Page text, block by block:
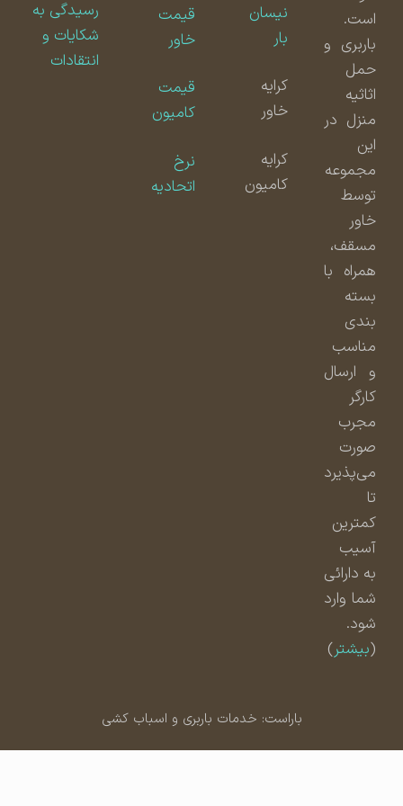
است.
باربری و
حمل
اثاثیه
منزل در
مجموعه
توسط
مسقف،
همراه با
بسته
بندی
مناسب
و ارسال
مجرب
صورت
می‌پذیرد
کمترین
آسیب
به دارائی
شما وارد
شود.
بیشتر)
نیسان
کامیون
قیمت
قیمت
کامیون
اتحادیه
رسیدگی به
شکایات و
انتقادات
باراست: خدمات باربری و اسباب کشی